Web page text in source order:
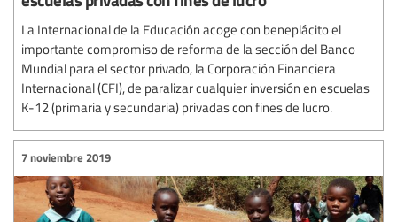
La Internacional de la Educación acoge con beneplácito el
importante compromiso de reforma de la sección del Banco
Mundial para el sector privado, la Corporación Financiera
Internacional (CFI), de paralizar cualquier inversión en escuelas
K-12 (primaria y secundaria) privadas con fines de lucro.
7 noviembre 2019